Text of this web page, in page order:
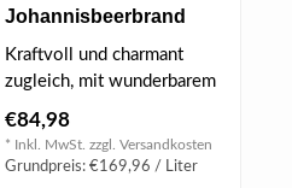
Johannisbeerbrand
2004 0.5 l 40% vol
Kraftvoll und charmant
zugleich, mit wunderbarem
am G..
€84,98
* Inkl. MwSt. zzgl. Versandkosten
Grundpreis: €169,96 / Liter